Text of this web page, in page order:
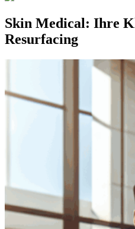
Skin Medical: Ihre
Resurfacing